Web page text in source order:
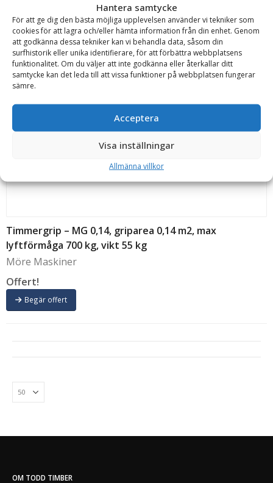
Hantera samtycke
För att ge dig den bästa möjliga upplevelsen använder vi tekniker som
cookies för att lagra och/eller hämta information från din enhet. Genom
att godkänna dessa tekniker kan vi behandla data, såsom din
surfhistorik eller unika identifierare, för att förbättra webbplatsens
funktionalitet. Om du väljer att inte godkänna eller återkallar ditt
samtycke kan det leda till att vissa funktioner på webbplatsen fungerar
sämre.
Acceptera
Visa inställningar
Allmänna villkor
Timmergrip – MG 0,08, griparea 0,08 m2, max
lyftförmåga 450 kg, vikt 24 kg
Möre Maskiner
Offert!
Timmergrip – MG 0,14, griparea 0,14 m2, max
lyftförmåga 700 kg, vikt 55 kg
Möre Maskiner
Offert!
Begär offert
OM TODD TIMBER